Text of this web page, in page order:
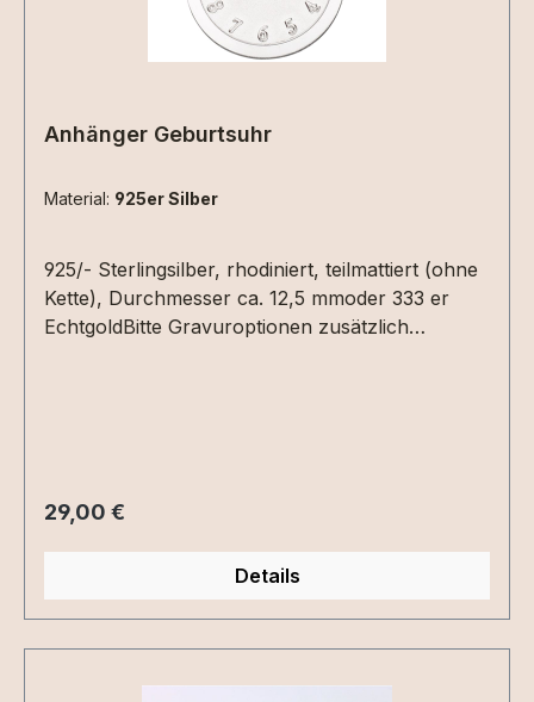
Anhänger Geburtsuhr
Material: 925er Silber
925/- Sterlingsilber, rhodiniert, teilmattiert (ohne
Kette), Durchmesser ca. 12,5 mmoder 333 er
EchtgoldBitte Gravuroptionen zusätzlich
Regulärer Preis:
29,00 €
Details